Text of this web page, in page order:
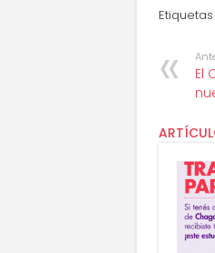
Etiquetas
El